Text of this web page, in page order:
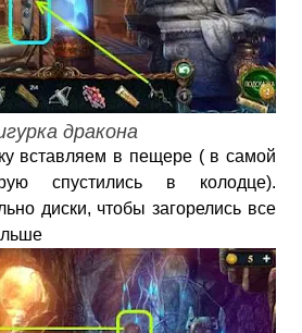
дракона
вставляем в пещере ( в самой
спустились в колодце).
диски, чтобы загорелись все